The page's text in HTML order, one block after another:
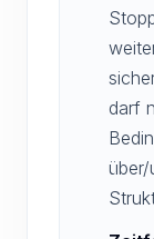
darf
über/